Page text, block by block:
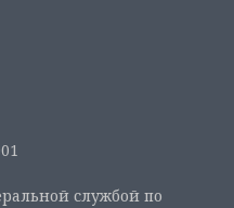
службой по